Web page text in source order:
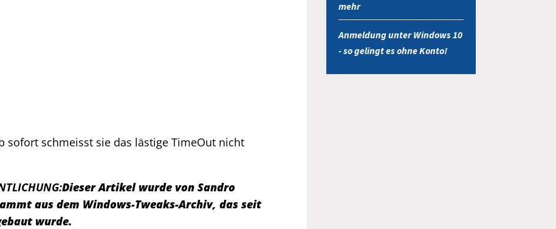
sofort schmeisst sie das lästige TimeOut nicht
Dieser Artikel wurde von Sandro
aus dem Windows-Tweaks-Archiv, das seit
wurde.
mehr
Anmeldung unter Windows 10
- so gelingt es ohne Konto!